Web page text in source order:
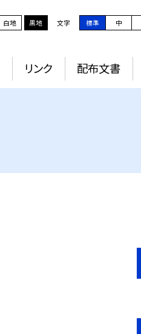
白地 黒地 文字 標準 中
リンク 配布文書